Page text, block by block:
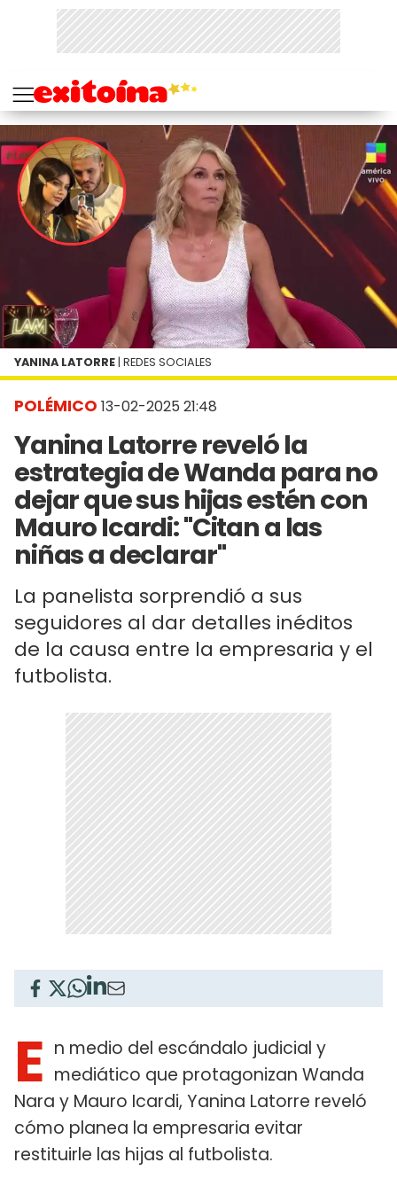
POLÉMICO 13-02-2025 21:48
Yanina Latorre reveló la
estrategia de Wanda para no
dejar que sus hijas estén con
Mauro Icardi: "Citan a las
niñas a declarar"
La panelista sorprendió a sus
seguidores al dar detalles inéditos
de la causa entre la empresaria y el
futbolista.
YANINA LATORRE | REDES SOCIALES
E n medio del escándalo judicial y
mediático que protagonizan Wanda
Nara y Mauro Icardi, Yanina Latorre reveló
cómo planea la empresaria evitar
restituirle las hijas al futbolista.